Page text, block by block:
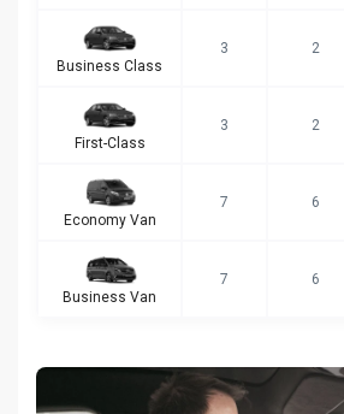
Business Class
3 2
First-Class
3 2
Economy Van
7 6
Business Van
7 6